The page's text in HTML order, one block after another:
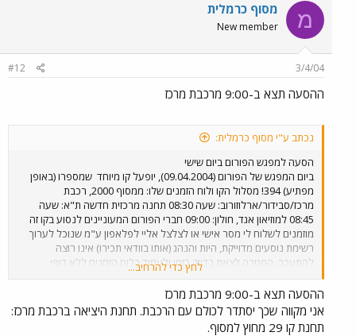
מ מסוף כרמלית
New member
3/4/04
#12
ההסעה תצא ב-9:00 מרכבת מרכז
נכתב ע"י מסוף כרמלית:
הסעה למפגש הפורום ביום שישי
ביום המפגש של הפורום (09.04.2004), יופעל קו מיוחד
שמספרו (באופן
מפתיע) 394! מסלול הקו ולוח הזמנים שלו: ממסוף 2000, רכבת
מרכז/סבידור/ארלוזורוב: שעה 08:30 תחנה מרכזית חדשה ת"א: שעה
08:45 למוזיאון אגד, חולון: 09:00 חברי הפורום המעוניינים לנסוע בקו זה
מוזמנים לשלוח לי מסר אישי או לצלצל אליי לפלאפון ע"מ שנוכל לערוך
רשימת נוסעים מדוייקת, היות והנהג (אותו בוודאי תכירו) אינו רוצה
להתעכב. המטרה לצאת בדיוק בזמן ולעמוד בלוח הזמנים ללא דופי.
האוטובוס יסע בשעה הנקובה מעלה, ללא איחורים. מקום איסוף מדויק
בתמח"ת יימסר במהלך השבוע.
לחץ כדי להרחיב...
ההסעה תצא ב-9:00 מרכבת מרכז
אני מקווה שכך יסתדר לכולם עם הרכבת. תחנת היציאה ברכבת מרכז:
תחנת קו 29 מחוץ למסוף.